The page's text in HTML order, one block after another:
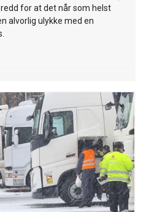
for at det når som helst
alvorlig ulykke med en